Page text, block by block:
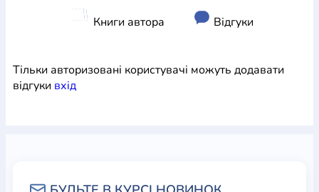
Книги автора Відгуки
Тільки авторизовані користувачі можуть додавати
відгуки вхiд